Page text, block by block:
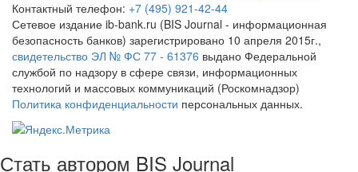
Контактный телефон: +7 (495) 921-42-44
Сетевое издание ib-bank.ru (BIS Journal - информационная
безопасность банков) зарегистрировано 10 апреля 2015г.,
свидетельство ЭЛ № ФС 77 - 61376 выдано Федеральной
службой по надзору в сфере связи, информационных
технологий и массовых коммуникаций (Роскомнадзор)
Политика конфиденциальности персональных данных.
Стать автором BIS Journal